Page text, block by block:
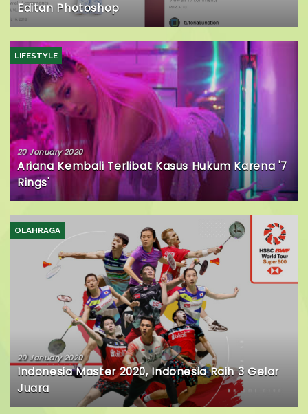
Editan Photoshop
LIFESTYLE
20 January 2020
Ariana Kembali Terlibat Kasus Hukum Karena '7
Rings'
OLAHRAGA
20 January 2020
Indonesia Master 2020, Indonesia Raih 3 Gelar
Juara